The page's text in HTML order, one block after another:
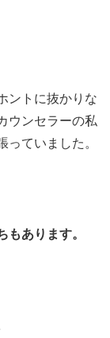
ントに抜かりな
ウンセラーの私
ていました。
あります。